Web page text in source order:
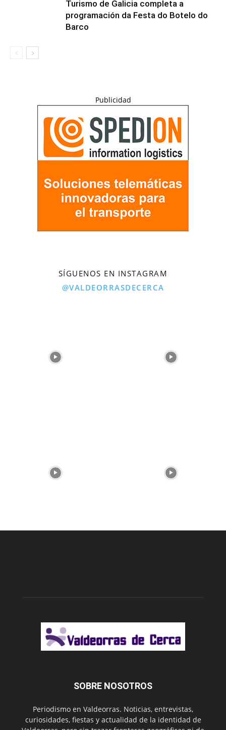
Turismo de Galicia completa a
programación da Festa do Botelo do
Barco
Publicidad
SÍGUENOS EN INSTAGRAM
@VALDEORRASDECERCA
SOBRE NOSOTROS
Periodismo en Valdeorras. Noticias, entrevistas,
curiosidades, fiestas y actualidad de la identidad de